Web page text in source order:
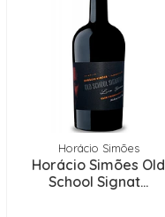
Horácio Simões
Horácio Simões Old
School Signat...